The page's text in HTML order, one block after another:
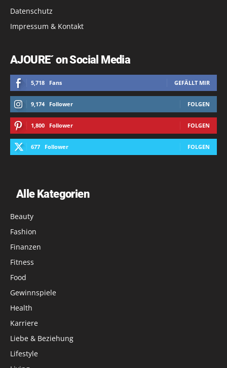
Datenschutz
Impressum & Kontakt
AJOURE´ on Social Media
5,718 Fans GEFÄLLT MIR
9,174 Follower FOLGEN
1,800 Follower FOLGEN
677 Follower FOLGEN
Alle Kategorien
Beauty
Fashion
Finanzen
Fitness
Food
Gewinnspiele
Health
Karriere
Liebe & Beziehung
Lifestyle